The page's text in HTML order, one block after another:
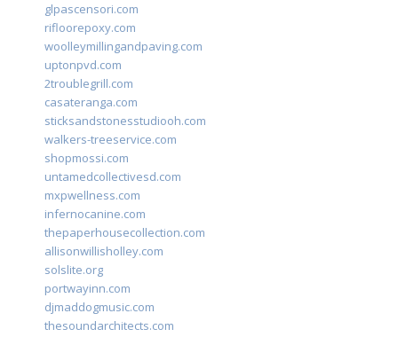
glpascensori.com
rifloorepoxy.com
woolleymillingandpaving.com
uptonpvd.com
2troublegrill.com
casateranga.com
sticksandstonesstudiooh.com
walkers-treeservice.com
shopmossi.com
untamedcollectivesd.com
mxpwellness.com
infernocanine.com
thepaperhousecollection.com
allisonwillisholley.com
solslite.org
portwayinn.com
djmaddogmusic.com
thesoundarchitects.com